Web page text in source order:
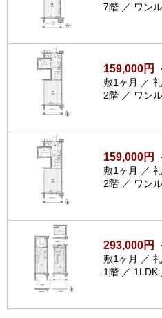
7階 ／ ワン
159,000円
敷1ヶ月 ／
2階 ／ ワン
159,000円
敷1ヶ月 ／
2階 ／ ワン
293,000円
敷1ヶ月 ／
1階 ／ 1LDK